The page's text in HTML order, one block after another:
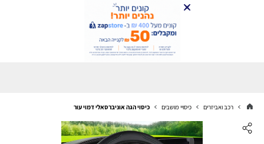
רכב ואביזרים כיסויי מושבים כיסוי הגה אוניברסאלי דמוי עור